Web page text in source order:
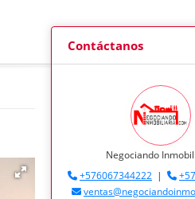
Contáctanos
Negociando
+576067344222 |